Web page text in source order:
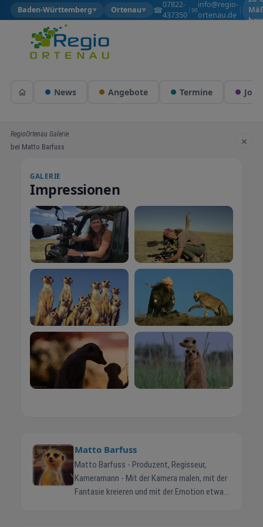
Baden-Württemberg▼ Ortenau▼ ☎07822-
437350
| ✉info@regio-
ortenau.de
|
News Angebote Termine Jobs
RegioOrtenau Galerie
bei Matto Barfuss ×
GALERIE
Impressionen
Matto Barfuss
Matto Barfuss - Produzent, Regisseur,
Kameramann - Mit der Kamera malen, mit der
Fantasie kreieren und mit der Emotion etwas